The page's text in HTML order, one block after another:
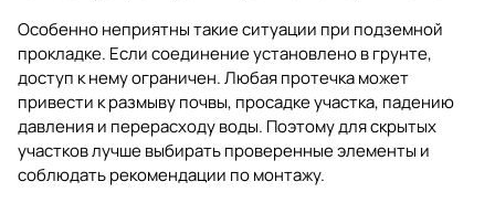
Особенно неприятны такие ситуации при подземной
прокладке. Если соединение установлено в грунте,
доступ к нему ограничен. Любая протечка может
привести к размыву почвы, просадке участка, падению
давления и перерасходу воды. Поэтому для скрытых
участков лучше выбирать проверенные элементы и
соблюдать рекомендации по монтажу.